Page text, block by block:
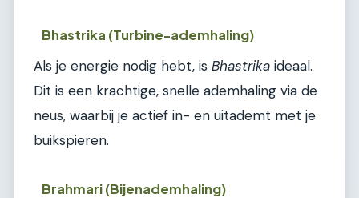
Bhastrika (Turbine-ademhaling)
Als je energie nodig hebt, is Bhastrika ideaal.
Dit is een krachtige, snelle ademhaling via de
neus, waarbij je actief in- en uitademt met je
buikspieren.
Brahmari (Bijenademhaling)